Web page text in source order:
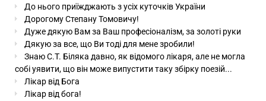
До нього приїжджають з усіх куточків України
Дорогому Степану Томовичу!
Дуже дякую Вам за Ваш професіоналізм, за золоті руки
Дякую за все, що Ви тоді для мене зробили!
Знаю С.Т. Біляка давно, як відомого лікаря, але не могла
собі уявити, що він може випустити таку збірку поезій...
Лікар від Бога
Лікар від бога!